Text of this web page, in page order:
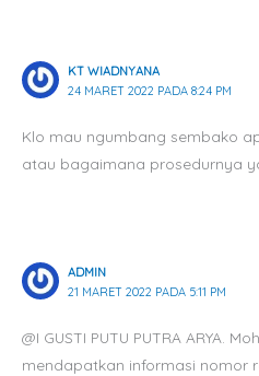
KT WIADNYANA
24 MARET 2022 PADA 8:24 PM
Klo mau ngumbang sembako
atau bagaimana prosedurnya
ADMIN
21 MARET 2022 PADA 5:11 PM
@I GUSTI PUTU PUTRA ARYA.
mendapatkan informasi nomor